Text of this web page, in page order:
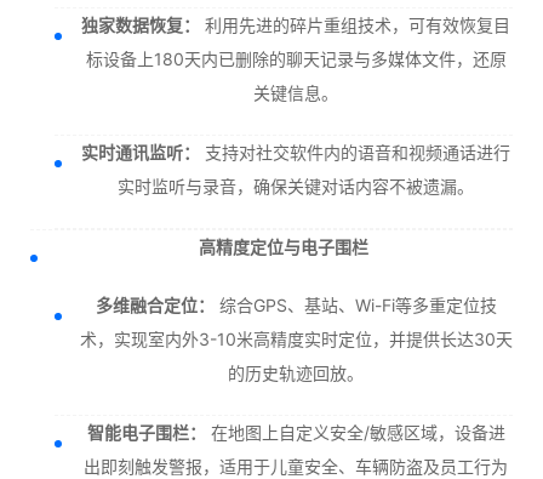
独家数据恢复：
利用先进的碎片重组技术，可有效恢复目
标设备上180天内已删除的聊天记录与多媒体文件，还原
关键信息。
实时通讯监听：
支持对社交软件内的语音和视频通话进行
实时监听与录音，确保关键对话内容不被遗漏。
高精度定位与电子围栏
多维融合定位：
综合GPS、基站、Wi-Fi等多重定位技
术，实现室内外3-10米高精度实时定位，并提供长达30天
的历史轨迹回放。
智能电子围栏：
在地图上自定义安全/敏感区域，设备进
出即刻触发警报，适用于儿童安全、车辆防盗及员工行为